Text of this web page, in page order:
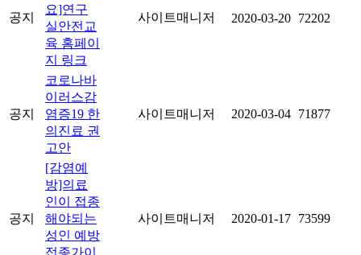
공지
요]연구
실안전교
육 홈페이
지 링크
사이트매니저 2020-03-20 72202
공지
코로나바
이러스감
염증19 한
의진료 권
고안
사이트매니저 2020-03-04 71877
공지
[감염예
방]의료
인이 접종
해야되는
성인 예방
접종가이
사이트매니저 2020-01-17 73599